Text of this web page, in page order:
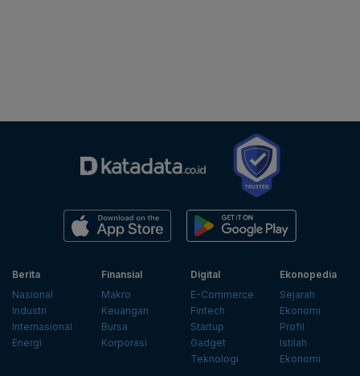
Berita
Nasional
Industri
Internasional
Energi
Finansial
Makro
Keuangan
Bursa
Korporasi
Digital
E-Commerce
Fintech
Startup
Gadget
Teknologi
Ekonopedia
Sejarah
Ekonomi
Profil
Istilah
Ekonomi